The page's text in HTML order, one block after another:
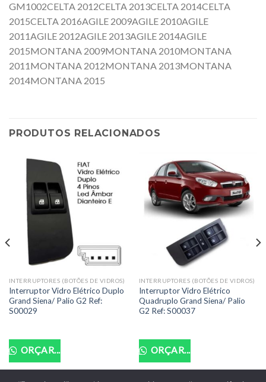
GM1002CELTA 2012CELTA 2013CELTA 2014CELTA
2015CELTA 2016AGILE 2009AGILE 2010AGILE
2011AGILE 2012AGILE 2013AGILE 2014AGILE
2015MONTANA 2009MONTANA 2010MONTANA
2011MONTANA 2012MONTANA 2013MONTANA
2014MONTANA 2015
PRODUTOS RELACIONADOS
INTERRUPTORES (BOTÕES DE VIDROS)
Interruptor Vidro Elétrico Duplo
Grand Siena/ Palio G2 Ref:
S00029
ORÇAR...
INTERRUPTORES (BOTÕES DE VIDROS)
Interruptor Vidro Elétrico
Quadruplo Grand Siena/ Palio
G2 Ref: S00037
ORÇAR...